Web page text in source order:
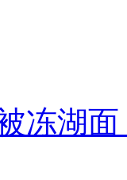
冻湖